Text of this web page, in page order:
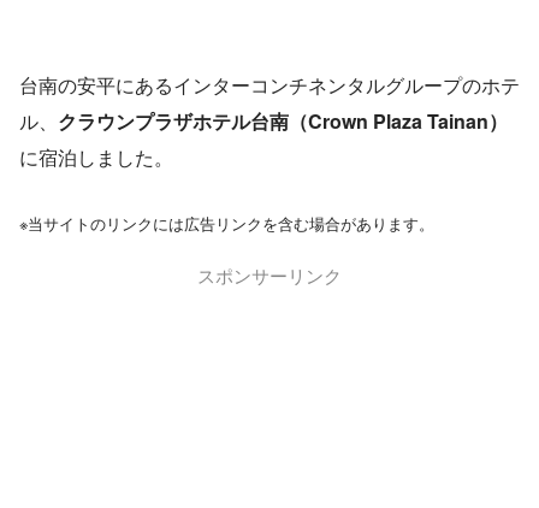
台南の安平にあるインターコンチネンタルグループのホテ
ル、 クラウンプラザホテル台南（Crown Plaza Tainan）
に宿泊しました。
※当サイトのリンクには広告リンクを含む場合があります。
スポンサーリンク